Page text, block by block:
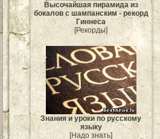
Высочайшая пирамида из
бокалов с шампанским - рекорд
Гиннеса
[Рекорды]
Знания и уроки по русскому
языку
[Надо знать]